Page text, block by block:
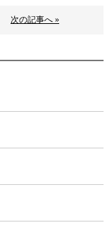
次の記事へ »